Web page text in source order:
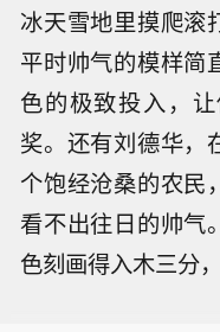
冰天雪地里摸爬滚
平时帅气的模样简
色的极致投入，
奖。还有刘德华，
个饱经沧桑的农民
看不出往日的帅气
色刻画得入木三分